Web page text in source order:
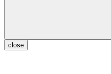
close